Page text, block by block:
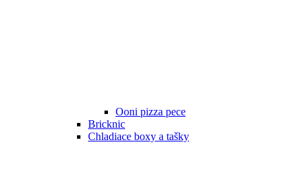
Ooni pizza pece
Bricknic
Chladiace boxy a tašky